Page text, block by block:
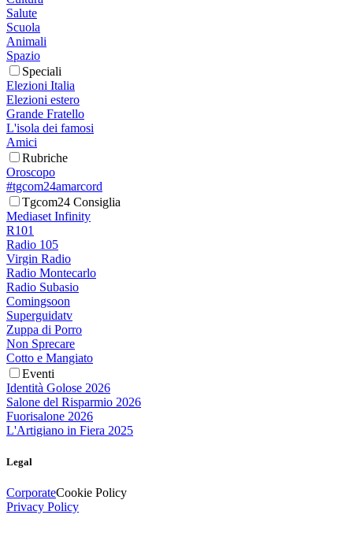
Salute
Scuola
Animali
Spazio
Speciali
Elezioni Italia
Elezioni estero
Grande Fratello
L'isola dei famosi
Amici
Rubriche
Oroscopo
#tgcom24amarcord
Tgcom24 Consiglia
Mediaset Infinity
R101
Radio 105
Virgin Radio
Radio Montecarlo
Radio Subasio
Comingsoon
Superguidatv
Zuppa di Porro
Non Sprecare
Cotto e Mangiato
Eventi
Identità Golose 2026
Salone del Risparmio 2026
Fuorisalone 2026
L'Artigiano in Fiera 2025
Legal
CorporateCookie Policy
Privacy Policy